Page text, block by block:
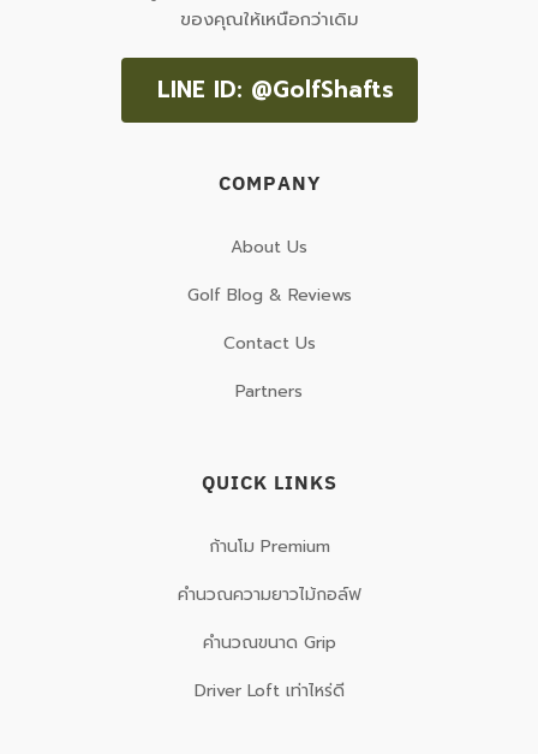
ของคุณให้เหนือกว่าเดิม
LINE ID: @GolfShafts
COMPANY
About Us
Golf Blog & Reviews
Contact Us
Partners
QUICK LINKS
ก้านโม Premium
คำนวณความยาวไม้กอล์ฟ
คำนวณขนาด Grip
Driver Loft เท่าไหร่ดี